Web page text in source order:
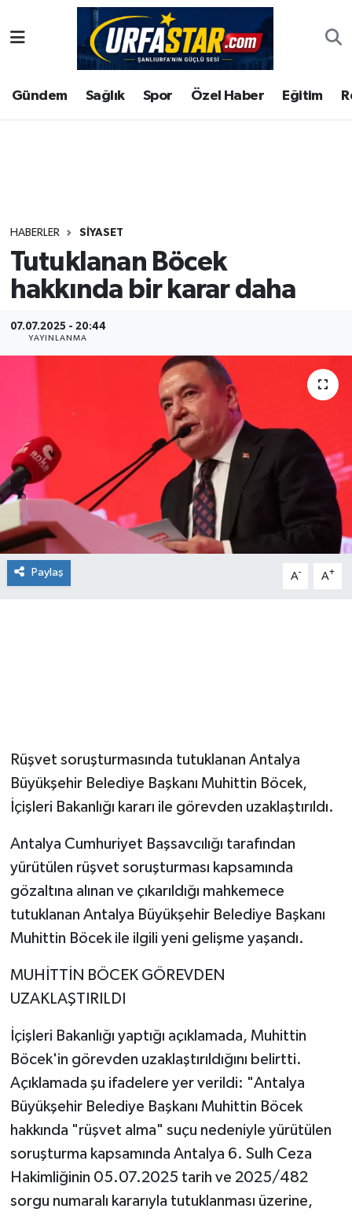
Gündem Sağlık Spor Özel Haber Eğitim
HABERLER SIYASET
Tutuklanan Böcek
hakkında bir karar daha
07.07.2025 - 20:44
YAYINLANMA
Paylaş A- A+
Rüşvet soruşturmasında tutuklanan Antalya
Büyükşehir Belediye Başkanı Muhittin Böcek,
İçişleri Bakanlığı kararı ile görevden uzaklaştırıldı.
Antalya Cumhuriyet Başsavcılığı tarafından
yürütülen rüşvet soruşturması kapsamında
gözaltına alınan ve çıkarıldığı mahkemece
tutuklanan Antalya Büyükşehir Belediye Başkanı
Muhittin Böcek ile ilgili yeni gelişme yaşandı.
MUHİTTİN BÖCEK GÖREVDEN
UZAKLAŞTIRILDI
İçişleri Bakanlığı yaptığı açıklamada, Muhittin
Böcek'in görevden uzaklaştırıldığını belirtti.
Açıklamada şu ifadelere yer verildi: "Antalya
Büyükşehir Belediye Başkanı Muhittin Böcek
hakkında "rüşvet alma" suçu nedeniyle yürütülen
soruşturma kapsamında Antalya 6. Sulh Ceza
Hakimliğinin 05.07.2025 tarih ve 2025/482
sorgu numaralı kararıyla tutuklanması üzerine,
ASAYİS
ÇEVRE
Gündem
Kültür
Magazin
Şanlıurfa Nöbetçi Eczaneler
Şanlıurfa Hava Durumu
Tüm Manşetler
Son Dakika Haberleri
Haber Arşivi